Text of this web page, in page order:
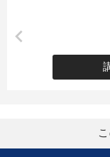
local_offer
すべての音声・動画（
労務問題・リスク対